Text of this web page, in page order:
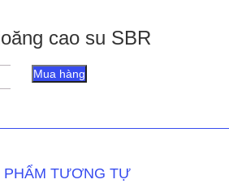
cao su SBR
Mua hàng
PHẨM TƯƠNG TỰ